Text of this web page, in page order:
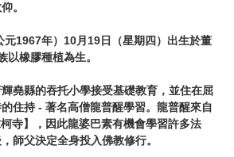
。
元1967年）10月19日（星期四）出生於董
以橡膠種植為生。
堯縣的吞托小學接受基礎教育，並住在屈
住持 - 著名高僧龍普醒學習。龍普醒來自
柯寺】，因此龍婆巴素有機會學習許多法
師父決定全身投入佛教修行。